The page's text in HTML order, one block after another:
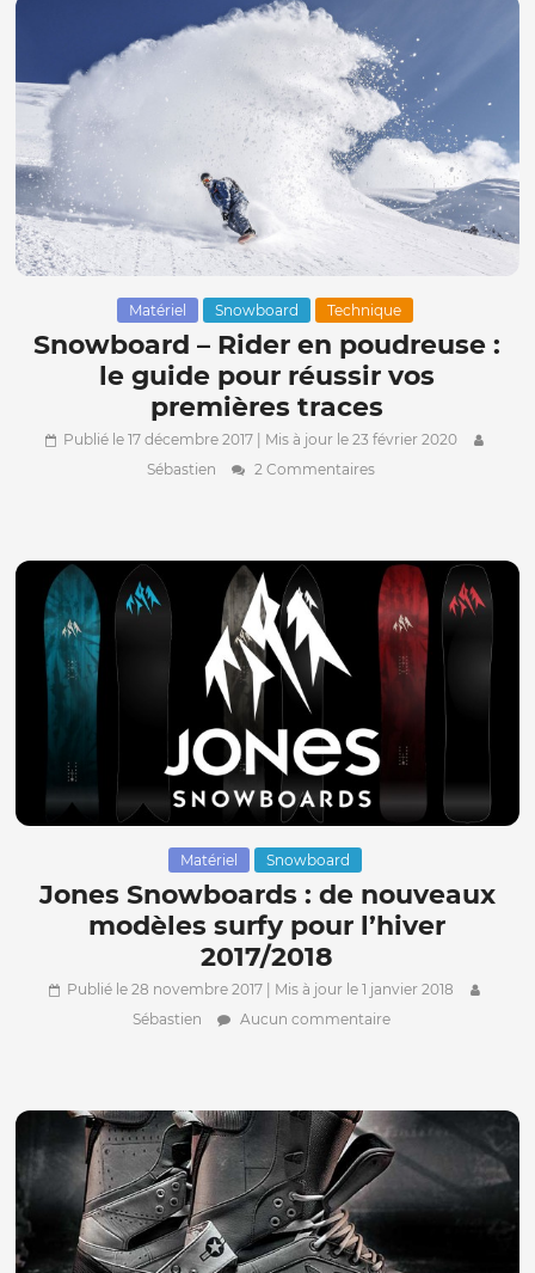
Matériel Snowboard Technique
Snowboard – Rider en poudreuse :
le guide pour réussir vos
premières traces
Publié le 17 décembre 2017| Mis à jour le 23 février 2020
Sébastien
2 Commentaires
Matériel Snowboard
Jones Snowboards : de nouveaux
modèles surfy pour l’hiver
2017/2018
Publié le 28 novembre 2017| Mis à jour le 1 janvier 2018
Sébastien
Aucun commentaire